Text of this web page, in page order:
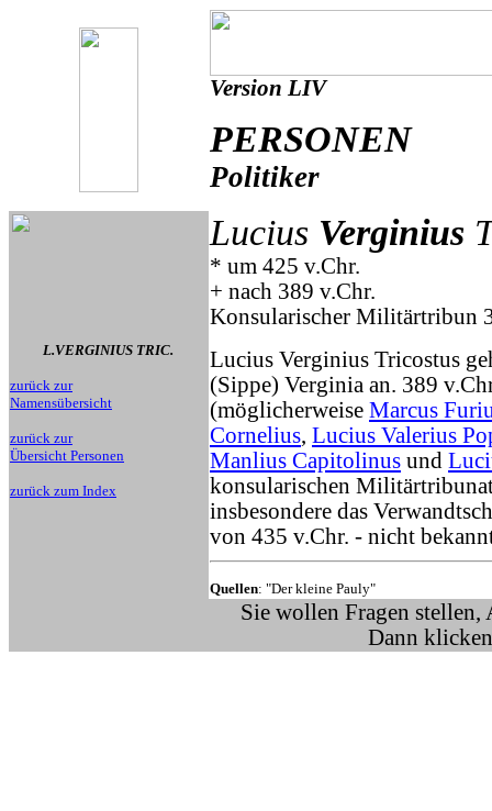
Version LIV
PERSONEN
Politiker
L.VERGINIUS TRIC.
zurück zur
Namensübersicht
zurück zur
Übersicht Personen
zurück zum Index
Lucius Verginius
* um 425 v.Chr.
+ nach 389 v.Chr.
Konsularischer Militärtribun
Lucius Verginius Tricostus
(Sippe) Verginia an. 389
(möglicherweise Marcus
Cornelius, Lucius Valerius
Manlius Capitolinus und
konsularischen
insbesondere das
von 435 v.Chr. - nicht
Quellen: "Der kleine Pauly"
Sie wollen Fragen stellen,
Dann